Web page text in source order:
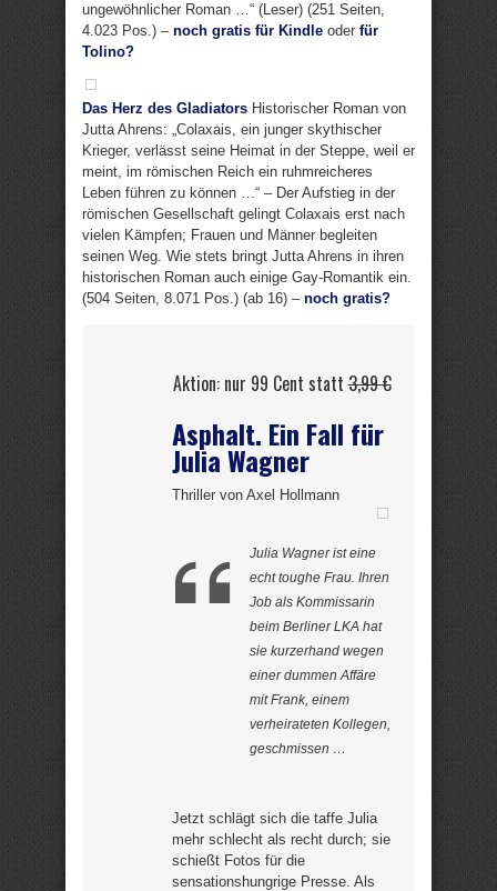
ungewöhnlicher Roman …“ (Leser) (251 Seiten,
4.023 Pos.) – noch gratis für Kindle oder für
Tolino?
Das Herz des Gladiators Historischer Roman von
Jutta Ahrens: „Colaxais, ein junger skythischer
Krieger, verlässt seine Heimat in der Steppe, weil er
meint, im römischen Reich ein ruhmreicheres
Leben führen zu können …“ – Der Aufstieg in der
römischen Gesellschaft gelingt Colaxais erst nach
vielen Kämpfen; Frauen und Männer begleiten
seinen Weg. Wie stets bringt Jutta Ahrens in ihren
historischen Roman auch einige Gay-Romantik ein.
(504 Seiten, 8.071 Pos.) (ab 16) – noch gratis?
Aktion: nur 99 Cent statt3,99 €
Asphalt. Ein Fall für
Julia Wagner
Thriller von Axel Hollmann
Julia Wagner ist eine
echt toughe Frau. Ihren
Job als Kommissarin
beim Berliner LKA hat
sie kurzerhand wegen
einer dummen Affäre
mit Frank, einem
verheirateten Kollegen,
geschmissen …
Jetzt schlägt sich die taffe Julia
mehr schlecht als recht durch; sie
schießt Fotos für die
sensationshungrige Presse. Als